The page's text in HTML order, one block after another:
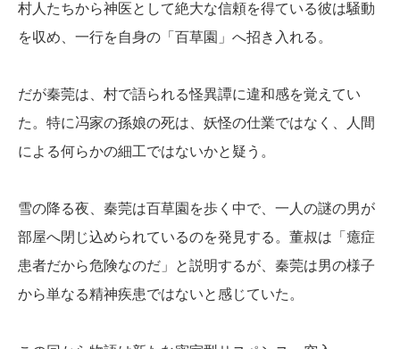
村人たちから神医として絶大な信頼を得ている彼は騒動
を収め、一行を自身の「百草園」へ招き入れる。
だが秦莞は、村で語られる怪異譚に違和感を覚えてい
た。特に冯家の孫娘の死は、妖怪の仕業ではなく、人間
による何らかの細工ではないかと疑う。
雪の降る夜、秦莞は百草園を歩く中で、一人の謎の男が
部屋へ閉じ込められているのを発見する。董叔は「癔症
患者だから危険なのだ」と説明するが、秦莞は男の様子
から単なる精神疾患ではないと感じていた。